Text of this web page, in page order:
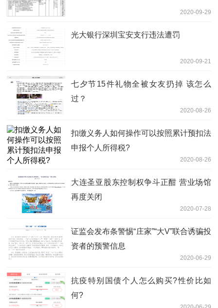
2020-09-29
光大银行深圳宝安支行违法遭罚
2020-09-21
七夕节15件礼物全被女友扔掉 该怎么
过？
2020-08-26
扣缴义务人如何操作可以按照累计预扣法
申报个人所得税?
2020-08-26
大连圣亚股东控制权争斗正酣 营业场馆
再度关闭
2020-07-28
证监会发布条警惕“庄家”“大V”联合诱骗投
资者的预警信息
2020-06-29
抗疫特别国债个人怎么购买?性价比如
何?